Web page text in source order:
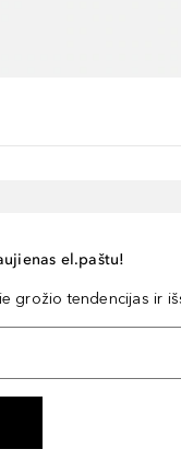
el.paštu!
grožio tendencijas ir